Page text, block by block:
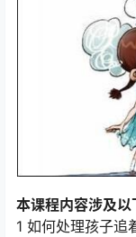
本课程内容涉及以
1 如何处理孩子追